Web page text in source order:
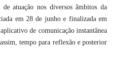
atuação nos diversos âmbitos da
em 28 de junho e finalizada em
de comunicação instantânea
tempo para reflexão e posterior